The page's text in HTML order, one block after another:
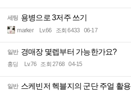
세팅 용병으로 3저주 쓰기
marker Lv.66 조회 6433 06-17
일반 경매장 몇렙부터 가능한가요?
홍딩 Lv.76 조회 2768 04-15
일반 스케빈저 헥블지의 군단 주얼 활용